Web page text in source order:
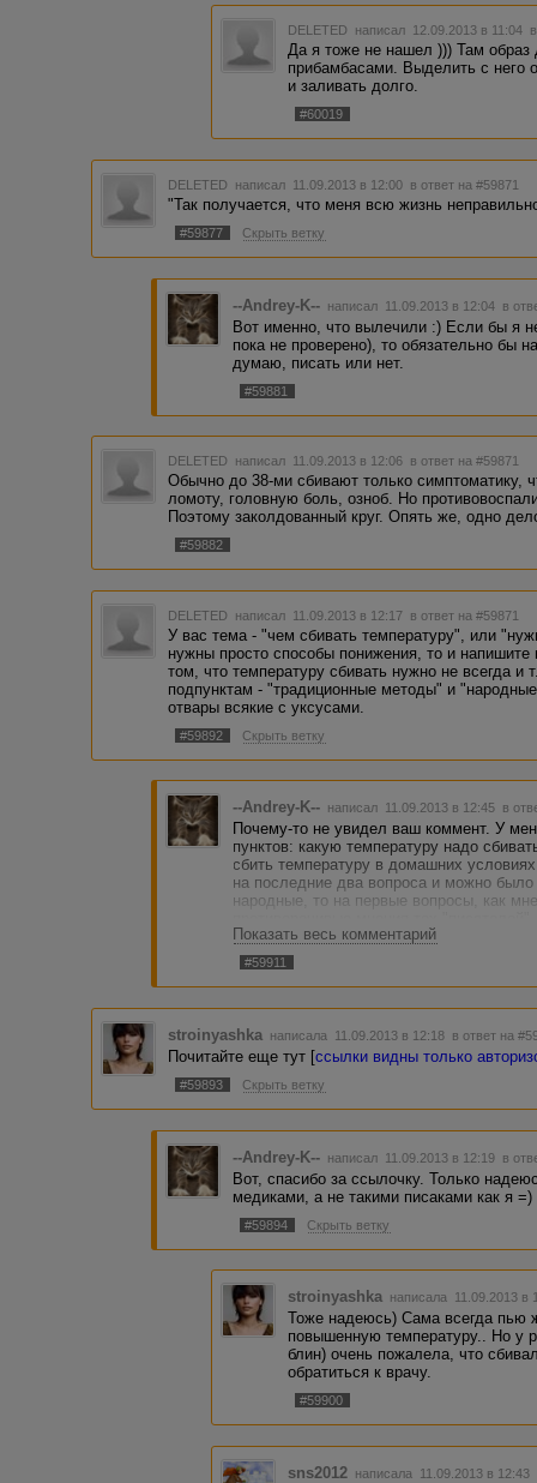
DELETED написал 12.09.2013 в 11:04
Да я тоже не нашел ))) Там образ
прибамбасами. Выделить с него
и заливать долго.
#60019
DELETED написал 11.09.2013 в 12:00 в ответ на #59871
"Так получается, что меня всю жизнь
#59877 Скрыть ветку
--Andrey-K-- написал 11.09.2013 в 12:04 в
Вот именно, что вылечили :) Если бы я
пока не проверено), то обязательно бы
думаю, писать или нет.
#59881
DELETED написал 11.09.2013 в 12:06 в ответ на #59871
Обычно до 38-ми сбивают только симптоматику,
ломоту, головную боль, озноб. Но
Поэтому заколдованный круг. Опять же, одно
#59882
DELETED написал 11.09.2013 в 12:17 в ответ на #59871
У вас тема - "чем сбивать температуру", или
нужны просто способы понижения, то и
том, что температуру сбивать нужно не всегда
подпунктам - "традиционные методы" и
отвары всякие с уксусами.
#59892 Скрыть ветку
--Andrey-K-- написал 11.09.2013 в 12:45 в
Почему-то не увидел ваш коммент. У
пунктов: какую температуру надо
сбить температуру в домашних
на последние два вопроса и можно
народные, то на первые вопросы, как
Показать весь комментарий
#59911
stroinyashka написала 11.09.2013 в 12:18 в ответ на
Почитайте еще тут [ссылки видны только
#59893 Скрыть ветку
--Andrey-K-- написал 11.09.2013 в 12:19 в
Вот, спасибо за ссылочку. Только
медиками, а не такими писаками как я =)
#59894 Скрыть ветку
stroinyashka написала 11.09.2013
Тоже надеюсь) Сама всегда пью
повышенную температуру.. Но у
блин) очень пожалела, что
обратиться к врачу.
#59900
sns2012 написала 11.09.2013 в 12:43